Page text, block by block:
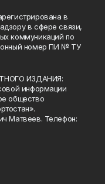
в
в сфере связи,
коммуникаций по
номер ПИ № ТУ
ИЗДАНИЯ:
информации
общество
Матвеев. Телефон: